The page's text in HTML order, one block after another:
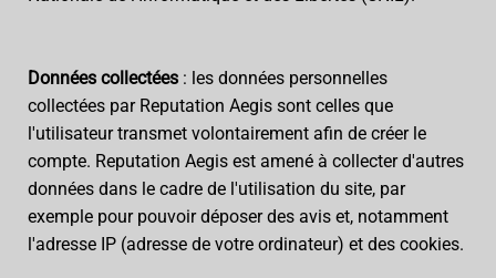
Données collectées : les données personnelles
collectées par Reputation Aegis sont celles que
l'utilisateur transmet volontairement afin de créer le
compte. Reputation Aegis est amené à collecter d'autres
données dans le cadre de l'utilisation du site, par
exemple pour pouvoir déposer des avis et, notamment
l'adresse IP (adresse de votre ordinateur) et des cookies.